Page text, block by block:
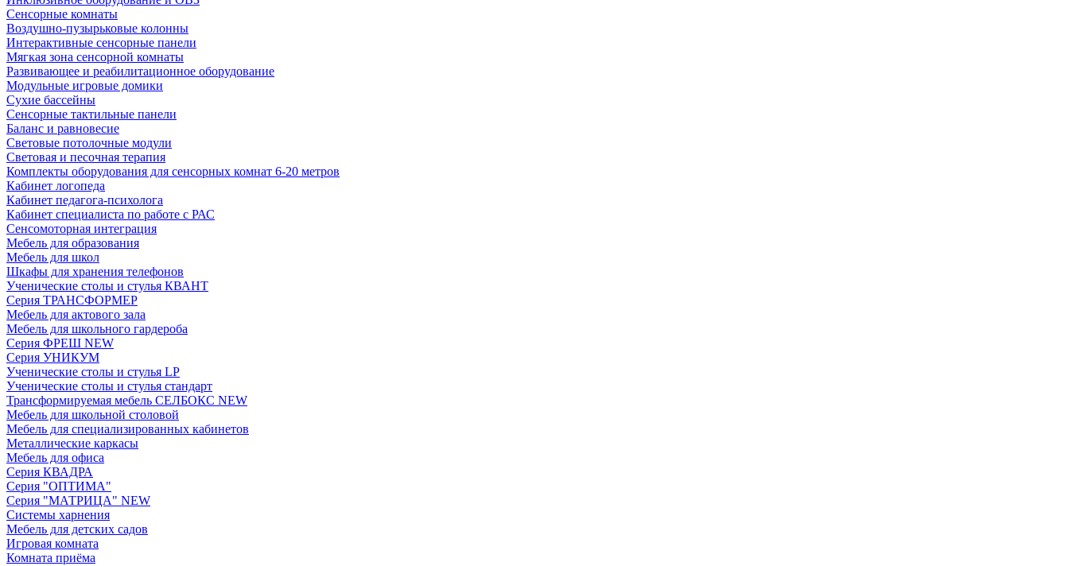
Cенсорные комнаты
Воздушно-пузырьковые колонны
Интерактивные сенсорные панели
Мягкая зона сенсорной комнаты
Развивающее и реабилитационное оборудование
Модульные игровые домики
Сухие бассейны
Сенсорные тактильные панели
Баланс и равновесие
Световые потолочные модули
Световая и песочная терапия
Комплекты оборудования для сенсорных комнат 6-20 метров
Кабинет логопеда
Кабинет педагога-психолога
Кабинет специалиста по работе с РАС
Сенсомоторная интеграция
Мебель для образования
Мебель для школ
Шкафы для хранения телефонов
Ученические столы и стулья КВАНТ
Серия ТРАНСФОРМЕР
Мебель для актового зала
Мебель для школьного гардероба
Серия ФРЕШ NEW
Серия УНИКУМ
Ученические столы и стулья LP
Ученические столы и стулья стандарт
Трансформируемая мебель СЕЛБОКС NEW
Мебель для школьной столовой
Мебель для специализированных кабинетов
Металлические каркасы
Мебель для офиса
Серия КВАДРА
Серия "ОПТИМА"
Серия "МАТРИЦА" NEW
Системы харнения
Мебель для детских садов
Игровая комната
Комната приёма